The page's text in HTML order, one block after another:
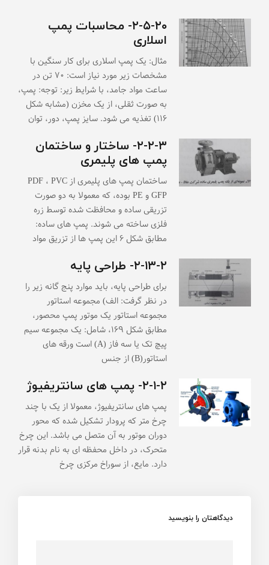
۲-۵-۲۰- محاسبات پمپ
اسلاری
مثال: یک پمپ اسلاری برای کار سنگین با
مشخصات زیر مورد نیاز است: ۷۰ تن در
ساعت مواد جامد، با شرایط زیر: توجه: پمپ،
به صورت ثقلی، از یک مخزن (مشابه شکل
۱۱۶) تغذیه می شود. سایز پمپ، دور، توان
۲-۲-۳- ساختار و ساختمان
پمپ های پلیمری
ساختمان پمپ های پلیمری از PDF ، PVC
GFP و PE بوده، که معمولا به دو صورت
تزریقی ساده و محافظت شده توسط زره
فلزی ساخته می شوند. پمپ های ساده:
مطابق شکل ۶ این پمپ ها از تزریق مواد
۲-۱۳-۲- طراحی پایه
برای طراحی پایه، باید موارد پنج گانه زیر را
در نظر گرفت: الف) مجموعه استاتور
مجموعه استاتور یک موتور پمپ محصور،
مطابق شکل ۱۶۹، شامل: یک مجموعه سیم
پیچ تک یا سه فاز (A) است ورقه های
استاتور(B) از جنس
۲-۱-۲- پمپ های سانتریفیوژ
پمپ های سانتریفیوژ، معمولا از یک با چند
چرخ متر که پرودار تشکیل شده که محور
دوران موتور به آن متصل می باشد. این چرخ
متحرک، در داخل محفظه ای به نام بدنه قرار
دارد. مایع، از سوراخ مرکزی چرخ
دیدگاهتان را بنویسید